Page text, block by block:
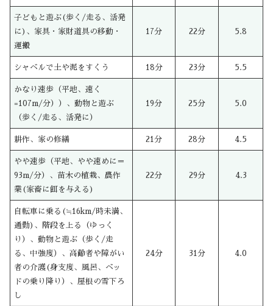
子どもと遊ぶ(歩く/走る、活発
に)、家具・家財道具の移動・
運搬
17分 22分 5.8
シャベルで土や泥をすくう 18分 23分 5.5
かなり速歩（平地、速く
=107m/分））、動物と遊ぶ
（歩く/走る、活発に）
19分 25分 5.0
耕作、家の修繕 21分 28分 4.5
やや速歩（平地、やや速めに＝
93m/分）、苗木の植栽、農作
業(家畜に餌を与える)
22分 29分 4.3
自転車に乗る(≒16km/時未満、
通勤)、階段を上る（ゆっく
り）、動物と遊ぶ（歩く/走
る、中強度）、高齢者や障がい
者の介護(身支度、風呂、ベッ
ドの乗り降り）、屋根の雪下ろ
し
24分 31分 4.0